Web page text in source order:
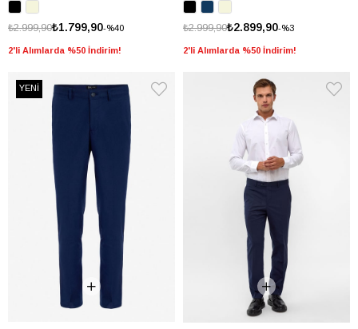
%40
₺1.799,90
₺2.999,90
2'li Alımlarda %50 İndirim!
%3
₺2.899,90
₺2.999,90
2'li Alımlarda %50 İndirim!
YENİ